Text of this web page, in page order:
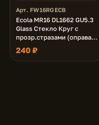
Арт. FW16RGECB
Ecola MR16 DL1662 GU5.3
Glass Стекло Круг с
прозр.стразами (оправа
хром)/фон зерк./
центр.часть хром 25x93
240 ₽